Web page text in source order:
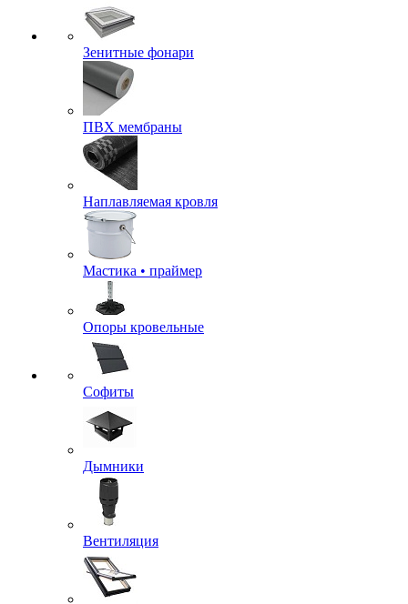
Зенитные фонари
ПВХ мембраны
Наплавляемая кровля
Мастика • праймер
Опоры кровельные
Софиты
Дымники
Вентиляция